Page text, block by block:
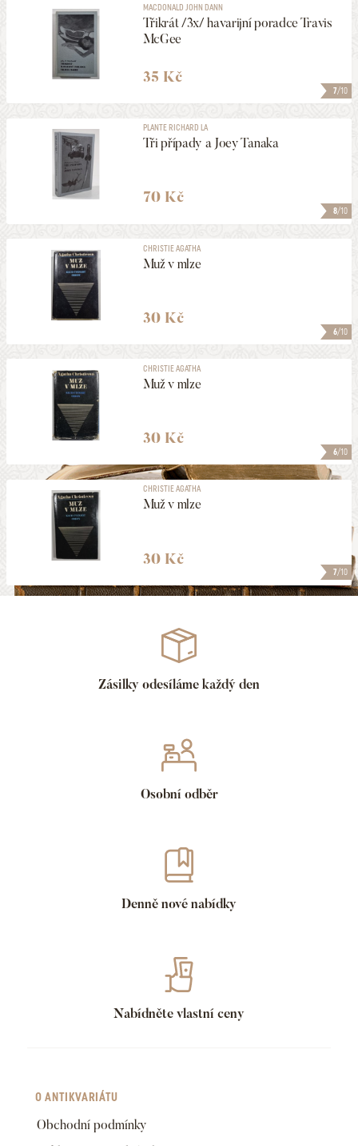
7/10
MACDONALD JOHN DANN
Třikrát /3x/ havarijní poradce Travis
McGee
35 Kč
8/10
PLANTE RICHARD LA
Tři případy a Joey Tanaka
70 Kč
6/10
CHRISTIE AGATHA
Muž v mlze
30 Kč
6/10
CHRISTIE AGATHA
Muž v mlze
30 Kč
7/10
CHRISTIE AGATHA
Muž v mlze
30 Kč
Zásilky odesíláme každý den
Osobní odběr
Denně nové nabídky
Nabídněte vlastní ceny
O ANTIKVARIÁTU
Obchodní podmínky